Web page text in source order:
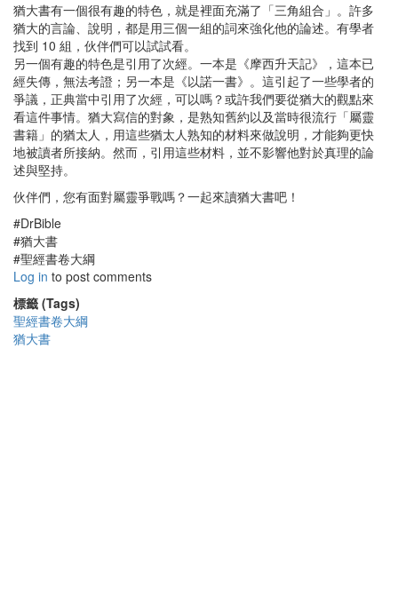
猶大書有一個很有趣的特色，就是裡面充滿了「三角組合」。許多
猶大的言論、說明，都是用三個一組的詞來強化他的論述。有學者
找到 10 組，伙伴們可以試試看。
另一個有趣的特色是引用了次經。一本是《摩西升天記》，這本已
經失傳，無法考證；另一本是《以諾一書》。這引起了一些學者的
爭議，正典當中引用了次經，可以嗎？或許我們要從猶大的觀點來
看這件事情。猶大寫信的對象，是熟知舊約以及當時很流行「屬靈
書籍」的猶太人，用這些猶太人熟知的材料來做說明，才能夠更快
地被讀者所接納。然而，引用這些材料，並不影響他對於真理的論
述與堅持。
伙伴們，您有面對屬靈爭戰嗎？一起來讀猶大書吧！
#DrBible
#猶大書
#聖經書卷大綱
Log in to post comments
標籤 (Tags)
聖經書卷大綱
猶大書